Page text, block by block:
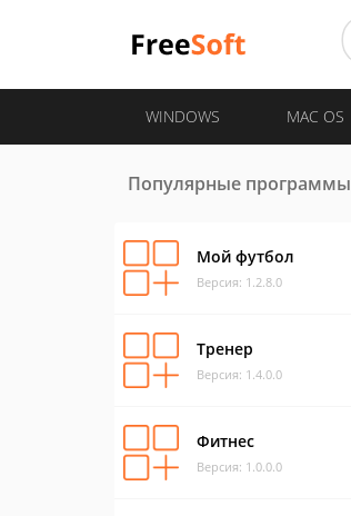
WINDOWS MAC OS
Популярные программы
Мой футбол
Версия: 1.2.8.0
Тренер
Версия: 1.4.0.0
Фитнес
Версия: 1.0.0.0